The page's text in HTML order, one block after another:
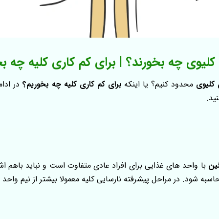
کلیوی چه بخورند؟ | برای کم کاری کلیه چه
کلیوی محدود کنیم؟ یا اینکه برای کم کاری کلیه چه بخوریم؟ در
با واحد های غذایی برای افراد عادی متفاوت است و نباید باهم
شود. در مراحل پیشرفته نارسایی کلیه معمولا بیشتر از نیم